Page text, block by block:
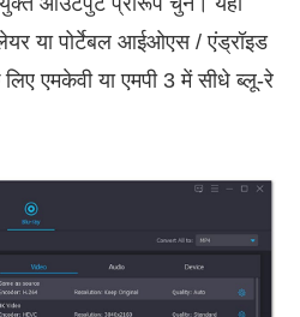
या पोर्टेबल आईओएस / एंड्रॉइड
एमकेवी या एमपी 3 में सीधे ब्लू-रे